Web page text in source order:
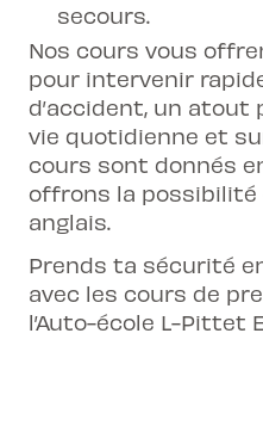
secours.
Nos cours vous
pour intervenir
d’accident, un atout
vie quotidienne et
cours sont donnés
offrons la possibilité
anglais.
Prends ta sécurité
avec les cours de
l’Auto-école L-Pittet